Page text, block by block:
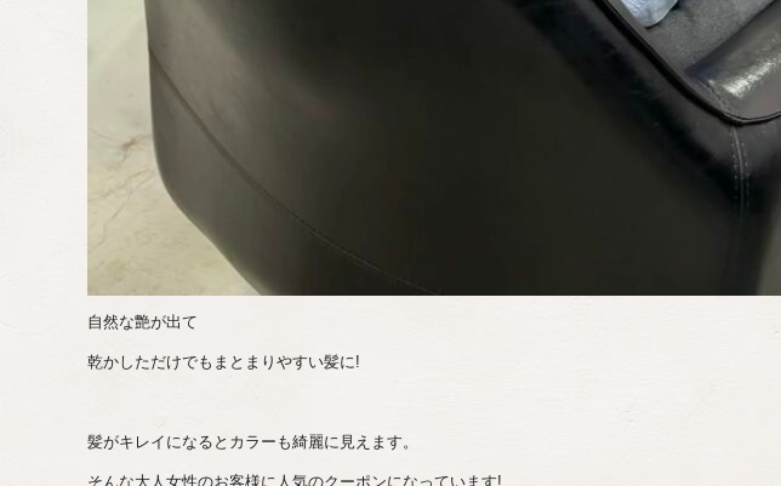
自然な艶が出て
乾かしただけでもまとまりやすい髪に!
髪がキレイになるとカラーも綺麗に見えます。
そんな大人女性のお客様に人気のクーポンになっています!